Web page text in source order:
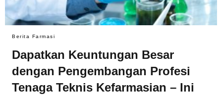
Berita Farmasi
Dapatkan Keuntungan Besar
dengan Pengembangan Profesi
Tenaga Teknis Kefarmasian – Ini